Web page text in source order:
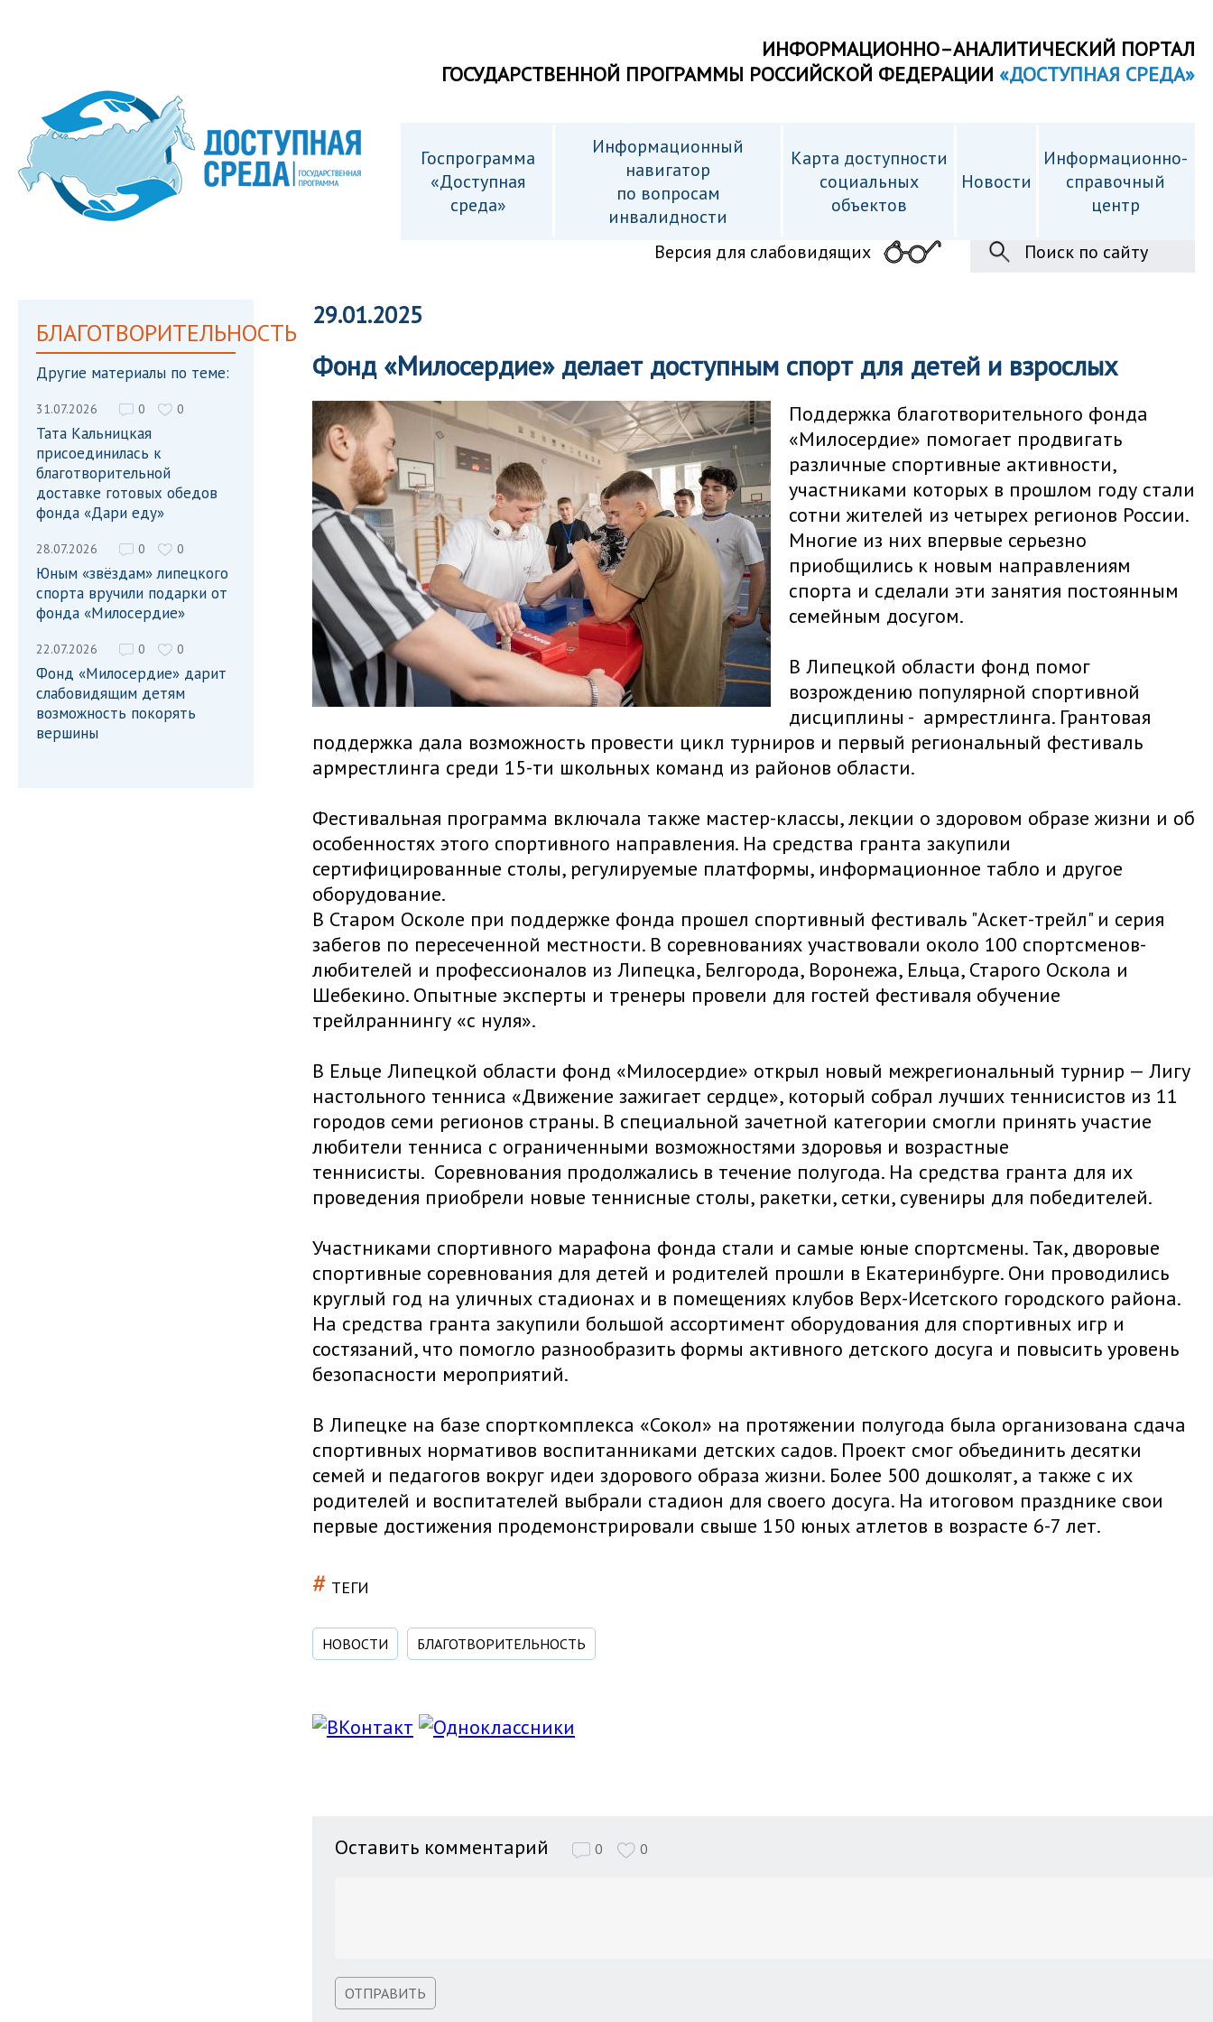
ИНФОРМАЦИОННО–АНАЛИТИЧЕСКИЙ ПОРТАЛ
ГОСУДАРСТВЕННОЙ ПРОГРАММЫ РОССИЙСКОЙ ФЕДЕРАЦИИ «ДОСТУПНАЯ СРЕДА»
Госпрограмма
«Доступная
среда»
Информационный
навигатор
по вопросам
инвалидности
Карта доступности
cоциальных
объектов
Новости
Информационно-
справочный
центр
Версия для слабовидящих
Поиск по сайту
БЛАГОТВОРИТЕЛЬНОСТЬ
Другие материалы по теме:
31.07.2026 0 0
Тата Кальницкая
присоединилась к
благотворительной
доставке готовых обедов
фонда «Дари еду»
28.07.2026 0 0
Юным «звёздам» липецкого
спорта вручили подарки от
фонда «Милосердие»
22.07.2026 0 0
Фонд «Милосердие» дарит
слабовидящим детям
возможность покорять
вершины
29.01.2025
Фонд «Милосердие» делает доступным спорт для детей и взрослых
Поддержка благотворительного фонда
«Милосердие» помогает продвигать
различные спортивные активности,
участниками которых в прошлом году стали
сотни жителей из четырех регионов России.
Многие из них впервые серьезно
приобщились к новым направлениям
спорта и сделали эти занятия постоянным
семейным досугом.
В Липецкой области фонд помог
возрождению популярной спортивной
дисциплины - армрестлинга. Грантовая
поддержка дала возможность провести цикл турниров и первый региональный фестиваль
армрестлинга среди 15-ти школьных команд из районов области.
Фестивальная программа включала также мастер-классы, лекции о здоровом образе жизни и об
особенностях этого спортивного направления. На средства гранта закупили
сертифицированные столы, регулируемые платформы, информационное табло и другое
оборудование.
В Старом Осколе при поддержке фонда прошел спортивный фестиваль "Аскет-трейл" и серия
забегов по пересеченной местности. В соревнованиях участвовали около 100 спортсменов-
любителей и профессионалов из Липецка, Белгорода, Воронежа, Ельца, Старого Оскола и
Шебекино. Опытные эксперты и тренеры провели для гостей фестиваля обучение
трейлраннингу «с нуля».
В Ельце Липецкой области фонд «Милосердие» открыл новый межрегиональный турнир — Лигу
настольного тенниса «Движение зажигает сердце», который собрал лучших теннисистов из 11
городов семи регионов страны. В специальной зачетной категории смогли принять участие
любители тенниса с ограниченными возможностями здоровья и возрастные
теннисисты. Соревнования продолжались в течение полугода. На средства гранта для их
проведения приобрели новые теннисные столы, ракетки, сетки, сувениры для победителей.
Участниками спортивного марафона фонда стали и самые юные спортсмены. Так, дворовые
спортивные соревнования для детей и родителей прошли в Екатеринбурге. Они проводились
круглый год на уличных стадионах и в помещениях клубов Верх-Исетского городского района.
На средства гранта закупили большой ассортимент оборудования для спортивных игр и
состязаний, что помогло разнообразить формы активного детского досуга и повысить уровень
безопасности мероприятий.
В Липецке на базе спорткомплекса «Сокол» на протяжении полугода была организована сдача
спортивных нормативов воспитанниками детских садов. Проект смог объединить десятки
семей и педагогов вокруг идеи здорового образа жизни. Более 500 дошколят, а также с их
родителей и воспитателей выбрали стадион для своего досуга. На итоговом празднике свои
первые достижения продемонстрировали свыше 150 юных атлетов в возрасте 6-7 лет.
# ТЕГИ
НОВОСТИ БЛАГОТВОРИТЕЛЬНОСТЬ
Оставить комментарий 0 0
ОТПРАВИТЬ